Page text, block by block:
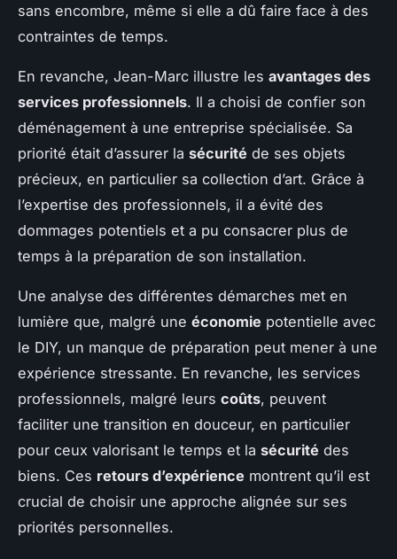
sans encombre, même si elle a dû faire face à des
contraintes de temps.
En revanche, Jean-Marc illustre les avantages des
services professionnels. Il a choisi de confier son
déménagement à une entreprise spécialisée. Sa
priorité était d’assurer la sécurité de ses objets
précieux, en particulier sa collection d’art. Grâce à
l’expertise des professionnels, il a évité des
dommages potentiels et a pu consacrer plus de
temps à la préparation de son installation.
Une analyse des différentes démarches met en
lumière que, malgré une économie potentielle avec
le DIY, un manque de préparation peut mener à une
expérience stressante. En revanche, les services
professionnels, malgré leurs coûts, peuvent
faciliter une transition en douceur, en particulier
pour ceux valorisant le temps et la sécurité des
biens. Ces retours d’expérience montrent qu’il est
crucial de choisir une approche alignée sur ses
priorités personnelles.